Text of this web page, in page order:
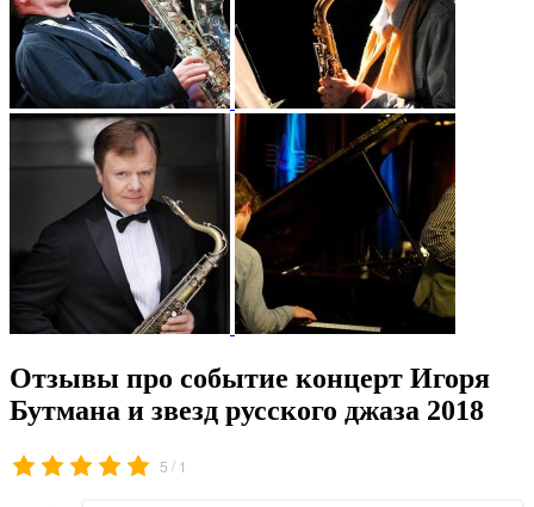
Отзывы про событие концерт Игоря
Бутмана и звезд русского джаза 2018
5 / 1